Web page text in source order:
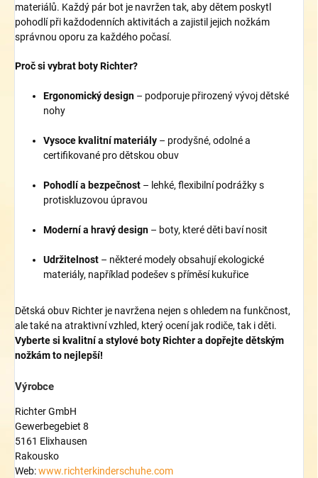
materiálů. Každý pár bot je navržen tak, aby dětem poskytl
pohodlí při každodenních aktivitách a zajistil jejich nožkám
správnou oporu za každého počasí.
Proč si vybrat boty Richter?
Ergonomický design – podporuje přirozený vývoj dětské
nohy
Vysoce kvalitní materiály – prodyšné, odolné a
certifikované pro dětskou obuv
Pohodlí a bezpečnost – lehké, flexibilní podrážky s
protiskluzovou úpravou
Moderní a hravý design – boty, které děti baví nosit
Udržitelnost – některé modely obsahují ekologické
materiály, například podešev s příměsí kukuřice
Dětská obuv Richter je navržena nejen s ohledem na funkčnost,
ale také na atraktivní vzhled, který ocení jak rodiče, tak i děti.
Vyberte si kvalitní a stylové boty Richter a dopřejte dětským
nožkám to nejlepší!
Výrobce
Richter GmbH
Gewerbegebiet 8
5161 Elixhausen
Rakousko
Web:www.richterkinderschuhe.com